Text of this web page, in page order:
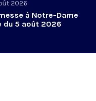
2026
à Notre-Dame
du 5 août 2026